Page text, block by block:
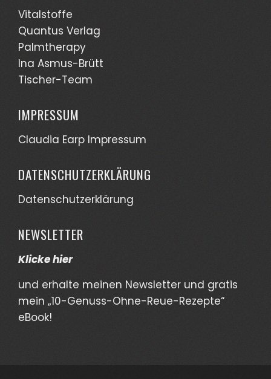
Vitalstoffe
Quantus Verlag
Palmtherapy
Ina Asmus-Brütt
Tischer-Team
IMPRESSUM
Claudia Earp Impressum
DATENSCHUTZERKLÄRUNG
Datenschutzerklärung
NEWSLETTER
Klicke hier
und erhalte meinen Newsletter und gratis
mein „10-Genuss-Ohne-Reue-Rezepte“
eBook!